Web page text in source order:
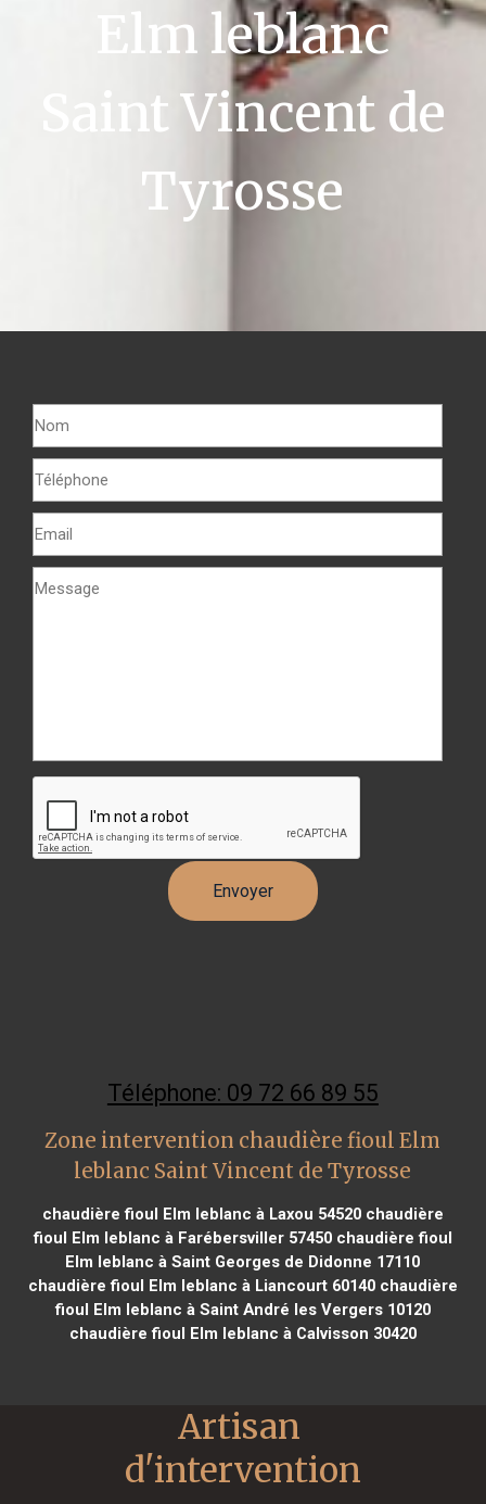
Elm leblanc
Saint Vincent de
Tyrosse
Téléphone: 09 72 66 89 55
Zone intervention chaudière fioul Elm
leblanc Saint Vincent de Tyrosse
chaudière fioul Elm leblanc à Laxou 54520chaudière
fioul Elm leblanc à Farébersviller 57450chaudière fioul
Elm leblanc à Saint Georges de Didonne 17110
chaudière fioul Elm leblanc à Liancourt 60140chaudière
fioul Elm leblanc à Saint André les Vergers 10120
chaudière fioul Elm leblanc à Calvisson 30420
Artisan
d'intervention